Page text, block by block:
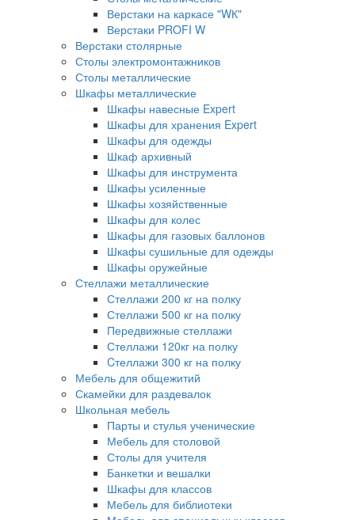
Верстаки на каркасе "WК"
Верстаки PROFI W
Верстаки столярные
Столы электромонтажников
Столы металлические
Шкафы металлические
Шкафы навесные Expert
Шкафы для хранения Expert
Шкафы для одежды
Шкаф архивный
Шкафы для инструмента
Шкафы усиленные
Шкафы хозяйственные
Шкафы для колес
Шкафы для газовых баллонов
Шкафы сушильные для одежды
Шкафы оружейные
Стеллажи металлические
Стеллажи 200 кг на полку
Стеллажи 500 кг на полку
Передвижные стеллажи
Стеллажи 120кг на полку
Cтеллажи 300 кг на полку
Мебель для общежитий
Скамейки для раздевалок
Школьная мебель
Парты и стулья ученические
Мебель для столовой
Столы для учителя
Банкетки и вешалки
Шкафы для классов
Мебель для библиотеки